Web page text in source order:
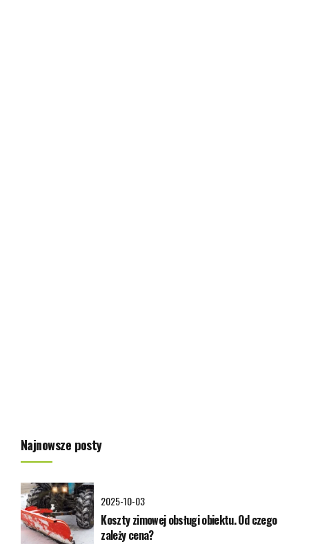
Najnowsze posty
2025-10-03
Koszty zimowej obsługi obiektu. Od czego
zależy cena?